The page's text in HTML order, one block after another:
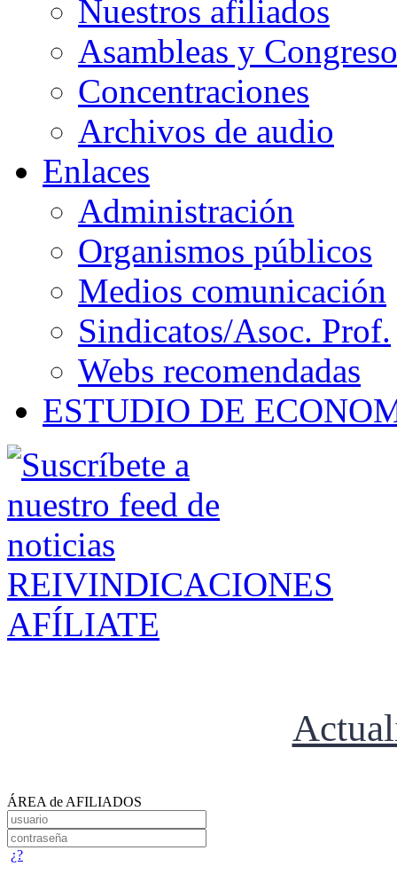
Nuestros afiliados
Asambleas y
Concentraciones
Archivos de audio
Enlaces
Administración
Organismos públicos
Medios comunicación
Sindicatos/Asoc. Prof.
Webs recomendadas
ESTUDIO DE
REIVINDICACIONES
AFÍLIATE
ÁREA de AFILIADOS
¿?